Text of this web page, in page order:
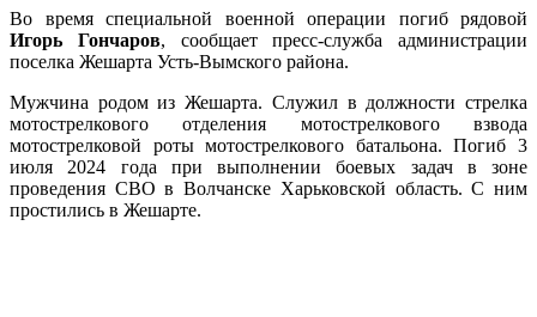
Во время специальной военной операции погиб рядовой
Игорь Гончаров, сообщает пресс-служба администрации
поселка Жешарта Усть-Вымского района.
Мужчина родом из Жешарта. Служил в должности стрелка
мотострелкового отделения мотострелкового взвода
мотострелковой роты мотострелкового батальона. Погиб 3
июля 2024 года при выполнении боевых задач в зоне
проведения СВО в Волчанске Харьковской область. С ним
простились в Жешарте.